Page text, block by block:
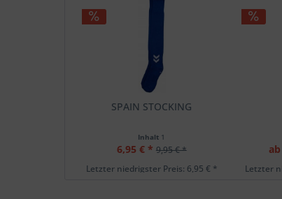
SPAIN STOCKING
Inhalt 1
6,95 € * 9,95 € *
Letzter niedrigster Preis: 6,95 € *
Letzter